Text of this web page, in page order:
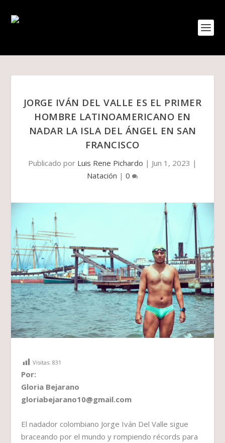
JORGE IVÁN DEL VALLE ES EL PRIMER
HOMBRE LATINOAMERICANO EN
NADAR LA ISLA DEL ÁNGEL EN SAN
FRANCISCO
Publicado por Luis Rene Pichardo | Jun 1, 2023 |
Natación | 0
Visitas: 831
Por:
Gloria Bejarano
gloriabejarano10@gmail.com
El nadador colombiano Jorge Iván Del Valle sigue
braceando por el mundo y rompiendo récords para